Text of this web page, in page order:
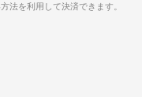
法を利用して決済できます。